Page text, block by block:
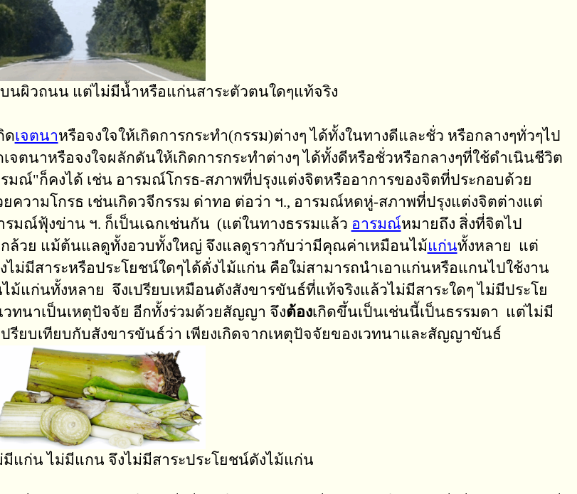
นผิวถนน แต่ไม่มีน้ำหรือแก่นสาระตัวตนใดๆแท้จริง
ดเจตนาหรือจงใจให้เกิดการกระทำ(กรรม)ต่างๆ ได้ทั้งในทางดีและชั่ว หรือกลางๆทั่วๆไป
ตนาหรือจงใจผลักดันให้เกิดการกระทำต่างๆ ได้ทั้งดีหรือชั่วหรือกลางๆที่ใช้ดำเนินชีวิต
มณ์"ก็คงได้ เช่น อารมณ์โกรธ-สภาพที่ปรุงแต่งจิตหรืออาการของจิตที่ประกอบด้วย
ความโกรธ เช่นเกิดวจีกรรม ด่าทอ ต่อว่า ฯ., อารมณ์หดหู่-สภาพที่ปรุงแต่งจิตต่างแต่
ณ์ฟุ้งข่าน ฯ. ก็เป็นเฉกเช่นกัน (แต่ในทางธรรมแล้ว อารมณ์หมายถึง สิ่งที่จิตไป
วย แม้ต้นแลดูทั้งอวบทั้งใหญ่ จึงแลดูราวกับว่ามีคุณค่าเหมือนไม้แก่นทั้งหลาย แต่
ม่มีสาระหรือประโยชน์ใดๆได้ดั่งไม้แก่น คือใม่สามารถนำเอาแก่นหรือแกนไปใช้งาน
ม้แก่นทั้งหลาย จึงเปรียบเหมือนดังสังขารขันธ์ที่แท้จริงแล้วไม่มีสาระใดๆ ไม่มีประโย
ทนาเป็นเหตุปัจจัย อีกทั้งร่วมด้วยสัญญา จึงต้องเกิดขึ้นเป็นเช่นนี้เป็นธรรมดา แต่ไม่มี
ปรียบเทียบกับสังขารขันธ์ว่า เพียงเกิดจากเหตุปัจจัยของเวทนาและสัญญาขันธ์
แก่น ไม่มีแกน จึงไม่มีสาระประโยชน์ดังไม้แก่น